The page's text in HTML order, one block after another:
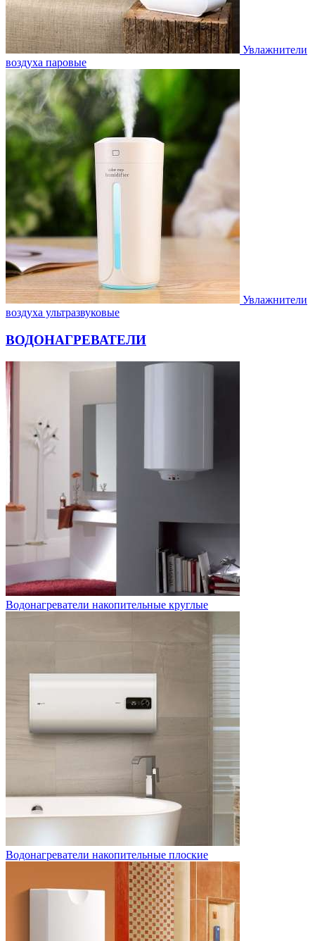
Увлажнители
воздуха паровые
Увлажнители
воздуха ультразвуковые
ВОДОНАГРЕВАТЕЛИ
Водонагреватели накопительные круглые
Водонагреватели накопительные плоские